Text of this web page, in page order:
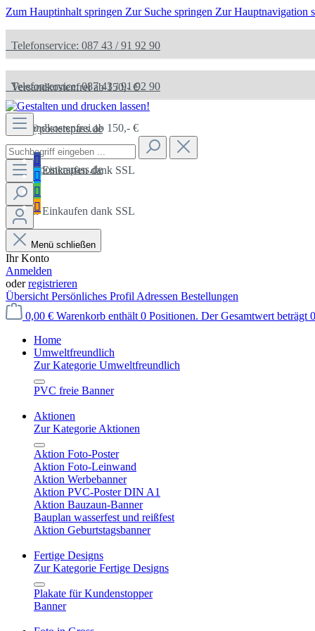
Zum Hauptinhalt springen Zur Suche springen Zur Hauptnavigation
Telefonservice: 087 43 / 91 92 90
Versandkostenfrei ab 150,- €
info@posterspass.de
Sicher Einkaufen dank SSL
Telefonservice: 087 43 / 91 92 90
Versandkostenfrei ab 150,- €
info@posterspass.de
Sicher Einkaufen dank SSL
Menü schließen
Ihr Konto
Anmelden
oderregistrieren
Übersicht Persönliches Profil Adressen Bestellungen
0,00 € Warenkorb enthält 0 Positionen. Der Gesamtwert beträgt
Home
Umweltfreundlich
Zur Kategorie Umweltfreundlich
PVC freie Banner
Aktionen
Zur Kategorie Aktionen
Aktion Foto-Poster
Aktion Foto-Leinwand
Aktion Werbebanner
Aktion PVC-Poster DIN A1
Aktion Bauzaun-Banner
Bauplan wasserfest und reißfest
Aktion Geburtstagsbanner
Fertige Designs
Zur Kategorie Fertige Designs
Plakate für Kundenstopper
Banner